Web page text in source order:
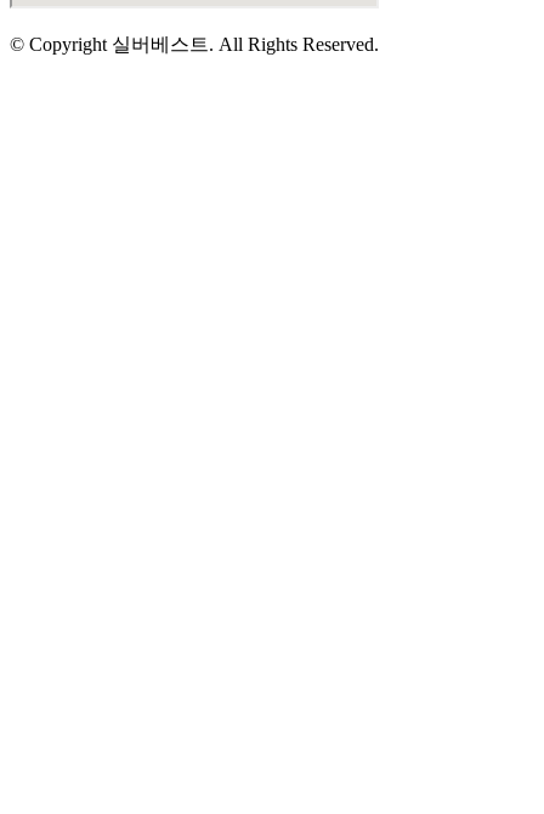
© Copyright 실버베스트. All Rights Reserved.